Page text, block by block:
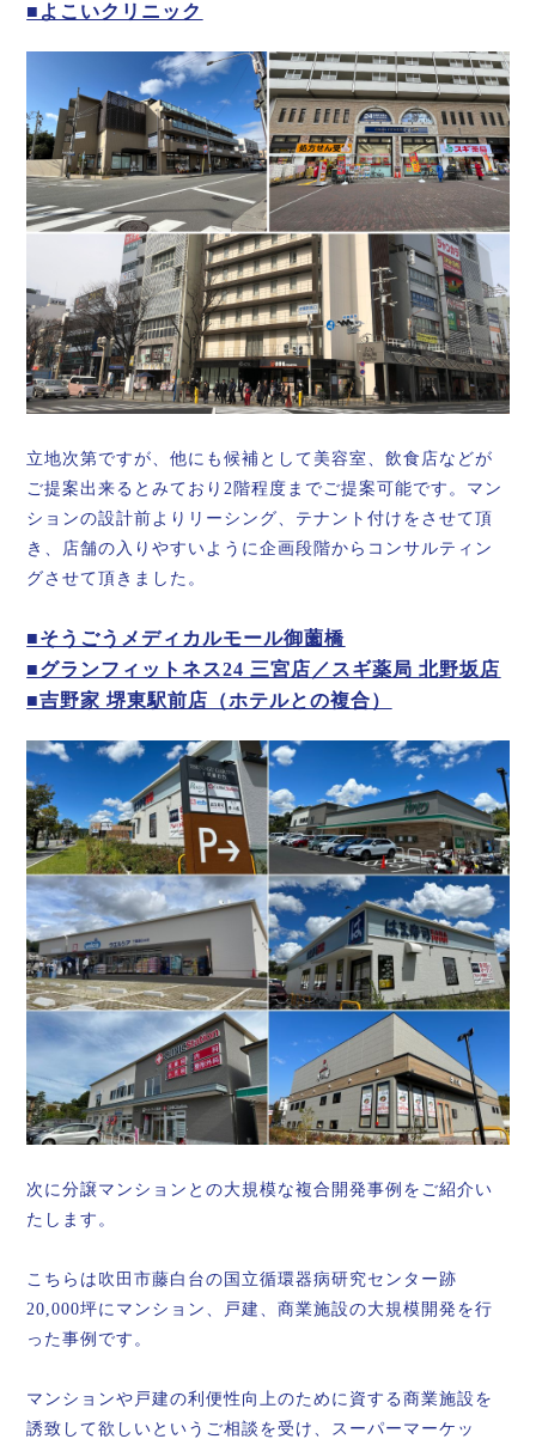
■よこいクリニック
立地次第ですが、他にも候補として美容室、飲食店などが
ご提案出来るとみており2階程度までご提案可能です。マン
ションの設計前よりリーシング、テナント付けをさせて頂
き、店舗の入りやすいように企画段階からコンサルティン
グさせて頂きました。
■そうごうメディカルモール御薗橋
■グランフィットネス24 三宮店／スギ薬局 北野坂店
■吉野家 堺東駅前店（ホテルとの複合）
次に分譲マンションとの大規模な複合開発事例をご紹介い
たします。
こちらは吹田市藤白台の国立循環器病研究センター跡
20,000坪にマンション、戸建、商業施設の大規模開発を行
った事例です。
マンションや戸建の利便性向上のために資する商業施設を
誘致して欲しいというご相談を受け、スーパーマーケッ